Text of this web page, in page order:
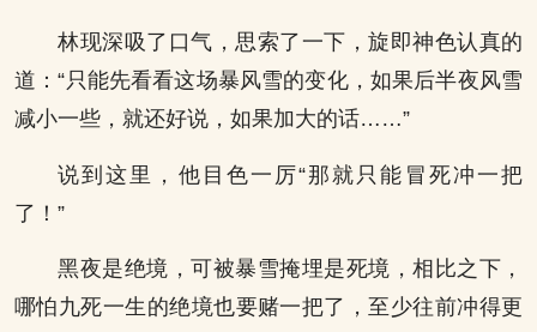
林现深吸了口气，思索了一下，旋即神色认真的
道：“只能先看看这场暴风雪的变化，如果后半夜风雪
减小一些，就还好说，如果加大的话……”
说到这里，他目色一厉“那就只能冒死冲一把
了！”
黑夜是绝境，可被暴雪掩埋是死境，相比之下，
哪怕九死一生的绝境也要赌一把了，至少往前冲得更